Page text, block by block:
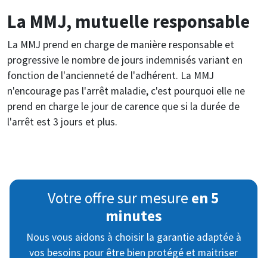
La MMJ, mutuelle responsable
La MMJ prend en charge de manière responsable et
progressive le nombre de jours indemnisés variant en
fonction de l'ancienneté de l'adhérent. La MMJ
n'encourage pas l'arrêt maladie, c'est pourquoi elle ne
prend en charge le jour de carence que si la durée de
l'arrêt est 3 jours et plus.
Votre offre sur mesure en 5
minutes
Nous vous aidons à choisir la garantie adaptée à
vos besoins pour être bien protégé et maitriser